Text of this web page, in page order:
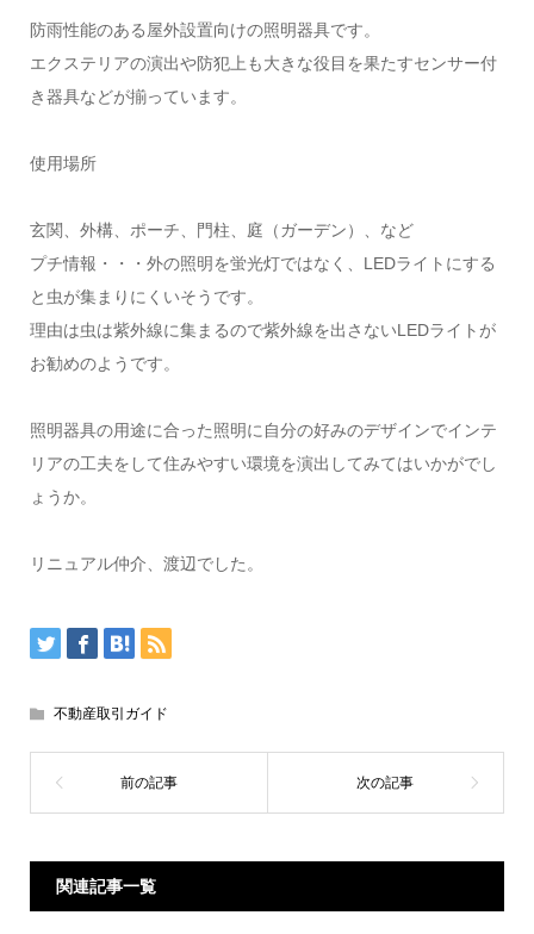
防雨性能のある屋外設置向けの照明器具です。
エクステリアの演出や防犯上も大きな役目を果たすセンサー付
き器具などが揃っています。
使用場所
玄関、外構、ポーチ、門柱、庭（ガーデン）、など
プチ情報・・・外の照明を蛍光灯ではなく、LEDライトにする
と虫が集まりにくいそうです。
理由は虫は紫外線に集まるので紫外線を出さないLEDライトが
お勧めのようです。
照明器具の用途に合った照明に自分の好みのデザインでインテ
リアの工夫をして住みやすい環境を演出してみてはいかがでし
ょうか。
リニュアル仲介、渡辺でした。
不動産取引ガイド
関連記事一覧